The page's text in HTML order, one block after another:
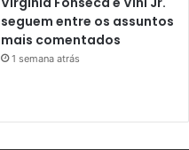
seguem entre os assuntos
mais comentados
1 semana atrás